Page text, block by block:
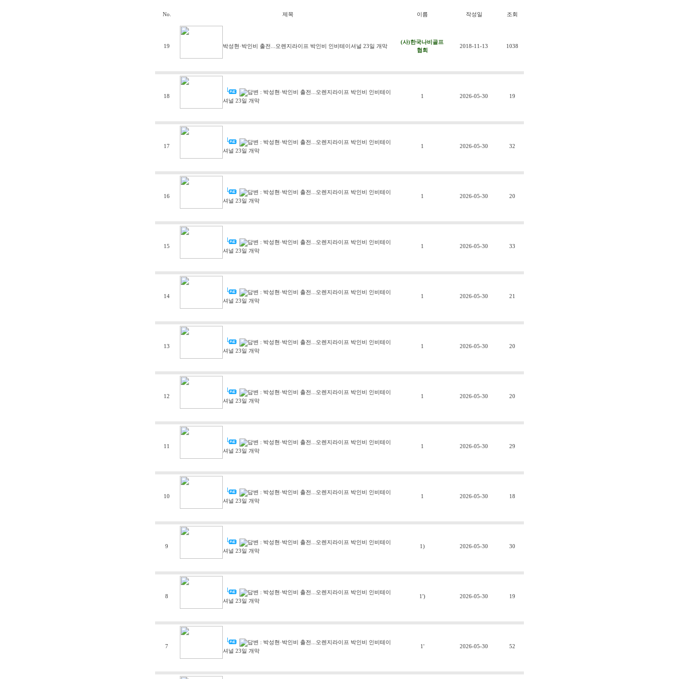
No. 제목 이름 작성일 조회
19 박성현·박인비 출전...오렌지라이프 박인비 인비테이셔널 23일 개막
(사)한국나비골프
협회
2018-11-13 1038
18
답변 : 박성현·박인비 출전...오렌지라이프 박인비 인비테이
셔널 23일 개막
1 2026-05-30 19
17
답변 : 박성현·박인비 출전...오렌지라이프 박인비 인비테이
셔널 23일 개막
1 2026-05-30 32
16
답변 : 박성현·박인비 출전...오렌지라이프 박인비 인비테이
셔널 23일 개막
1 2026-05-30 20
15
답변 : 박성현·박인비 출전...오렌지라이프 박인비 인비테이
셔널 23일 개막
1 2026-05-30 33
14
답변 : 박성현·박인비 출전...오렌지라이프 박인비 인비테이
셔널 23일 개막
1 2026-05-30 21
13
답변 : 박성현·박인비 출전...오렌지라이프 박인비 인비테이
셔널 23일 개막
1 2026-05-30 20
12
답변 : 박성현·박인비 출전...오렌지라이프 박인비 인비테이
셔널 23일 개막
1 2026-05-30 20
11
답변 : 박성현·박인비 출전...오렌지라이프 박인비 인비테이
셔널 23일 개막
1 2026-05-30 29
10
답변 : 박성현·박인비 출전...오렌지라이프 박인비 인비테이
셔널 23일 개막
1 2026-05-30 18
9
답변 : 박성현·박인비 출전...오렌지라이프 박인비 인비테이
셔널 23일 개막
1) 2026-05-30 30
8
답변 : 박성현·박인비 출전...오렌지라이프 박인비 인비테이
셔널 23일 개막
1') 2026-05-30 19
7
답변 : 박성현·박인비 출전...오렌지라이프 박인비 인비테이
셔널 23일 개막
1' 2026-05-30 52